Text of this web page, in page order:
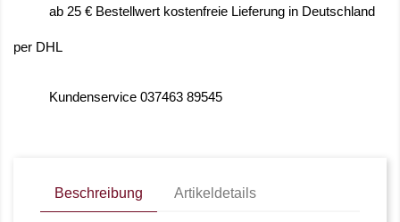
ab 25 € Bestellwert kostenfreie Lieferung in Deutschland
per DHL
Kundenservice 037463 89545
Beschreibung Artikeldetails